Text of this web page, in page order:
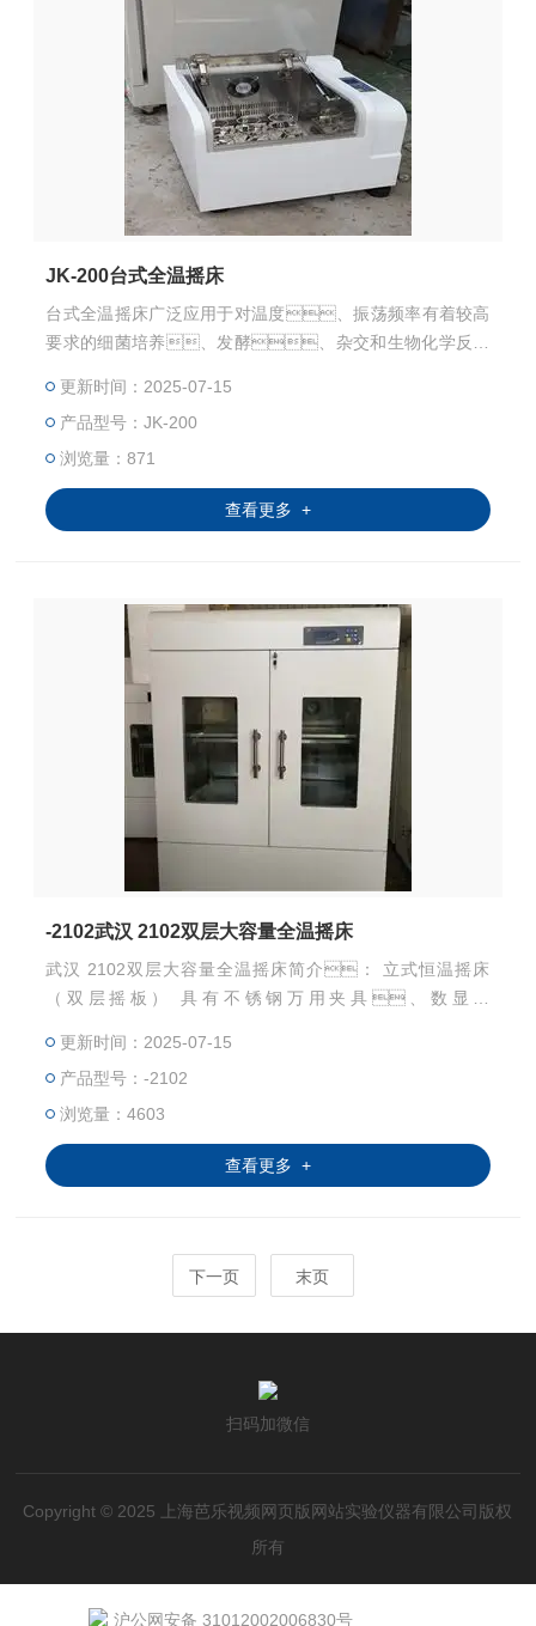
JK-200台式全温摇床
台式全温摇床广泛应用于对温度、振荡频率有着较高
要求的细菌培养、发酵、杂交和生物化学反应
物学、分子学、制药、食
品、环保等研究应用领域有着广泛而重要的应
用。
更新时间：2025-07-15
产品型号：JK-200
浏览量：871
查看更多 +
-2102武汉 2102双层大容量全温摇床
武汉 2102双层大容量全温摇床简介： 立式恒温摇床
（双层摇板） 具有不锈钢万用夹具、数显控
一种多用途的生化器，是植物、生
物、微生物、遗传、病毒、环
保、医学等科研，教育和生产部门作精密培
养制备*的实验室设备。
更新时间：2025-07-15
产品型号：-2102
浏览量：4603
查看更多 +
下一页 末页
扫码加微信
Copyright © 2025 上海芭乐视频网页版网站实验仪器有限公司版权
所有
沪公网安备 31012002006830号